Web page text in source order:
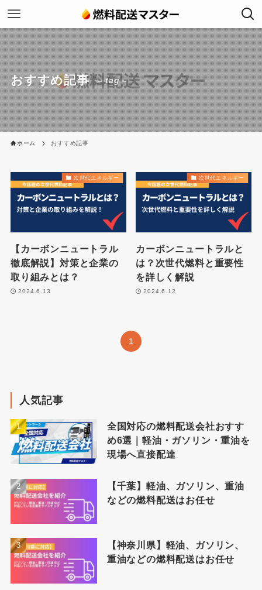
おすすめ記事 – tag –
ホーム おすすめ記事
次世代エネルギー
【カーボンニュートラル
徹底解説】対策と企業の
取り組みとは？
2024.6.13
次世代エネルギー
カーボンニュートラルと
は？次世代燃料と重要性
を詳しく解説
2024.6.12
1
人気記事
全国対応の燃料配送会社おすす
め6選｜軽油・ガソリン・重油を
現場へ直接配達
【千葉】軽油、ガソリン、重油
などの燃料配送はお任せ
【神奈川県】軽油、ガソリン、
重油などの燃料配送はお任せ